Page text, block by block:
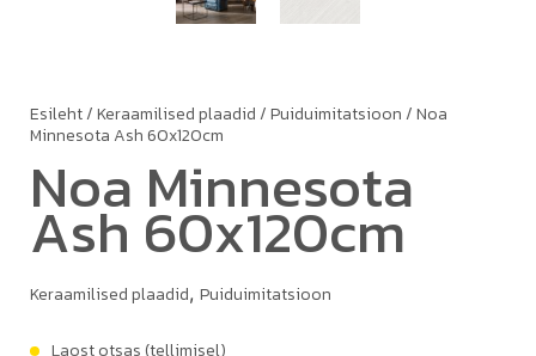
Esileht/Keraamilised plaadid /Puiduimitatsioon / Noa
Minnesota Ash 60x120cm
Noa Minnesota
Ash 60x120cm
Keraamilised plaadid, Puiduimitatsioon
Laost otsas (tellimisel)